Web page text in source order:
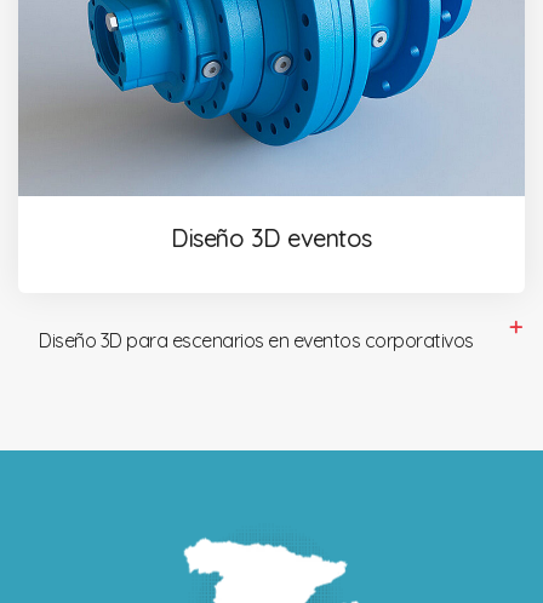
Diseño 3D eventos
Diseño 3D para escenarios en eventos corporativos